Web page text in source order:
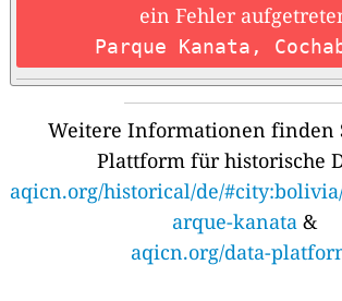
ein Fehler
Parque Kanata,
Weitere Informationen finden
Plattform für historische
aqicn.org/historical/de/
arque-kanata&
aqicn.org/data-